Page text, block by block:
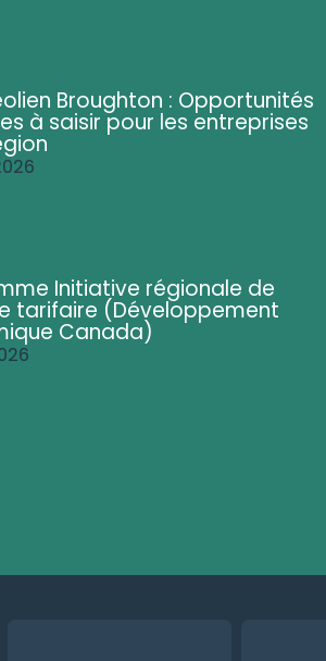
Broughton : Opportunités
à saisir pour les entreprises
Initiative régionale de
tarifaire (Développement
Canada)